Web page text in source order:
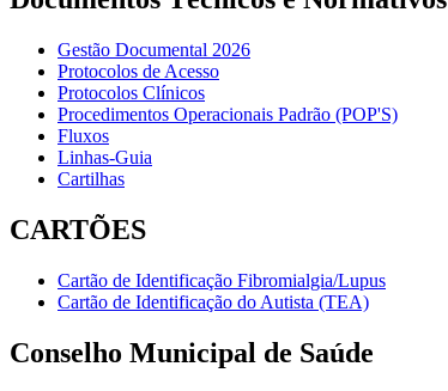
Gestão Documental 2026
Protocolos de Acesso
Protocolos Clínicos
Procedimentos Operacionais Padrão (POP'S)
Fluxos
Linhas-Guia
Cartilhas
CARTÕES
Cartão de Identificação Fibromialgia/Lupus
Cartão de Identificação do Autista (TEA)
Conselho Municipal de Saúde